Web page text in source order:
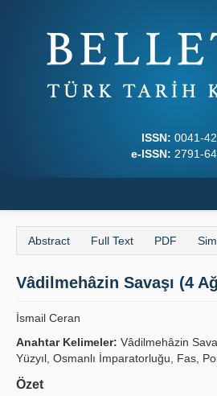
ISSN: 0041-
e-ISSN: 2791-
About
Journal Boards
Writing Rules
Principles
Publication Policies
Abstract Full Text PDF
Vâdilmehâzin Savaşı (4
İsmail Ceran
Anahtar Kelimeler: Vâdilmehâzin
Yüzyıl, Osmanlı İmparatorluğu, Fas,
Özet